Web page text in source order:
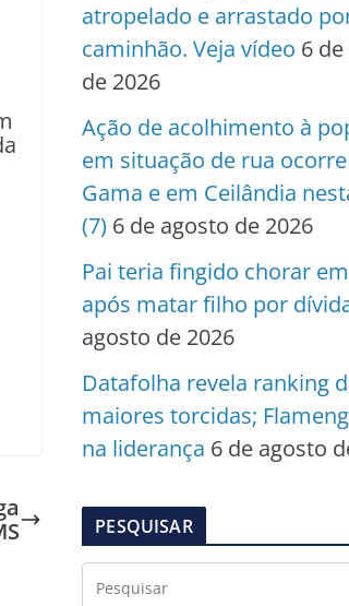
atropelado e arrastado
caminhão. Veja vídeo 6
de 2026
Ação de acolhimento à
em situação de rua
Gama e em Ceilândia
(7) 6 de agosto de 2026
Pai teria fingido chorar
após matar filho por
agosto de 2026
Datafolha revela ranking
maiores torcidas;
na liderança 6 de agosto
PESQUISAR